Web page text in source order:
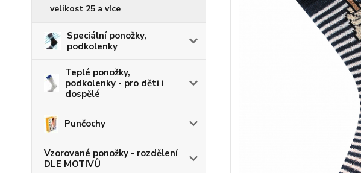
velikost 25 a více
Speciální ponožky,
podkolenky
Teplé ponožky,
podkolenky - pro děti i
dospělé
Punčochy
Vzorované ponožky - rozdělení
DLE MOTIVŮ